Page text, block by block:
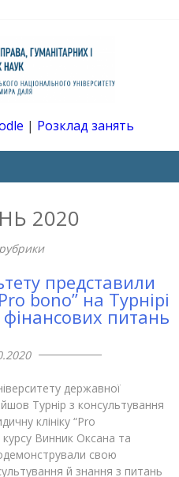
І
| Розклад занять
2020
представили
bono” на Турнірі
питань
державної
Турнір з консультування
клініку “Pro
Винник Оксана та
свою
й знання з питань